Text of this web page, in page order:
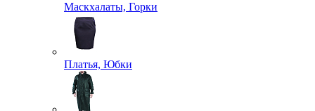
Маскхалаты, Горки
Платья, Юбки